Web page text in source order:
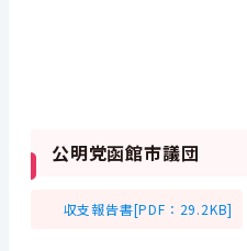
公明党函館市議団
収支報告書[PDF：29.2KB]